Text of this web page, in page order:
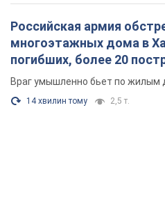
Российская армия
многоэтажных дома в
погибших, более 20
Враг умышленно бьет по жилым
14 хвилин тому 2,5 т.